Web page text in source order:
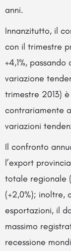
anni.
Innanzitutto, il
con il trimestre
+4,1%,
variazione
trimestre 2013)
contrariamente
variazioni
Il confronto
l’export
totale regionale
(+2,0%); inoltre,
esportazioni, il
massimo
recessione